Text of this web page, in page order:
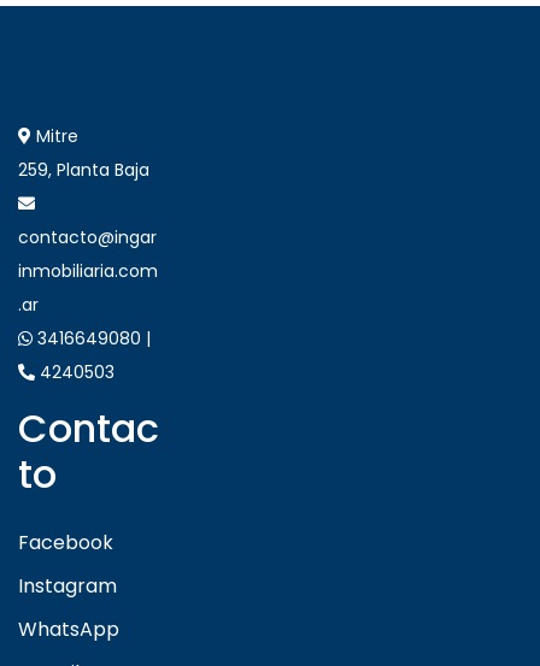
Mitre
259, Planta Baja
contacto@ingar
inmobiliaria.com
.ar
3416649080 |
4240503
Contac
to
Facebook
Instagram
WhatsApp